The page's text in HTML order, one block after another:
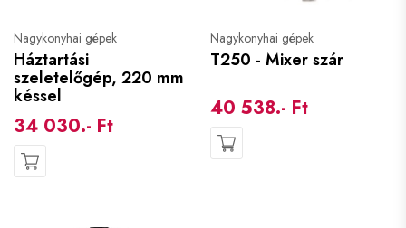
Nagykonyhai gépek
Háztartási
szeletelőgép, 220 mm
késsel
34 030.- Ft
Nagykonyhai gépek
T250 - Mixer szár
40 538.- Ft